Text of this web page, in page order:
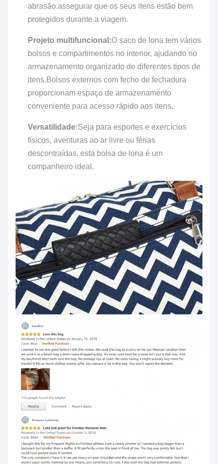
abrasão.assegurar que os seus itens estão bem
protegidos durante a viagem.
Projeto multifuncional:O saco de lona tem vários
bolsos e compartimentos no interior, ajudando no
armazenamento organizado de diferentes tipos de
itens.Bolsos externos com fecho de fechadura
proporcionam espaço de armazenamento
conveniente para acesso rápido aos itens.
Versatilidade:Seja para esportes e exercícios
físicos, aventuras ao ar livre ou férias
descontraídas, esta bolsa de lona é um
companheiro ideal.